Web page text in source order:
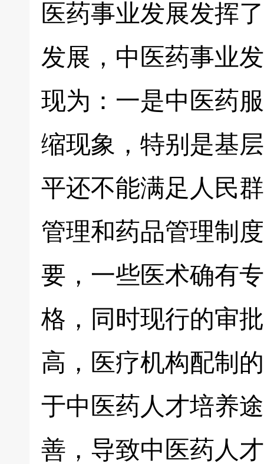
医药事业发展发挥
发展，中医药事业
现为：一是中医药
缩现象，特别是基
平还不能满足人民
管理和药品管理制
要，一些医术确有
格，同时现行的审
高，医疗机构配制
于中医药人才培养
善，导致中医药人